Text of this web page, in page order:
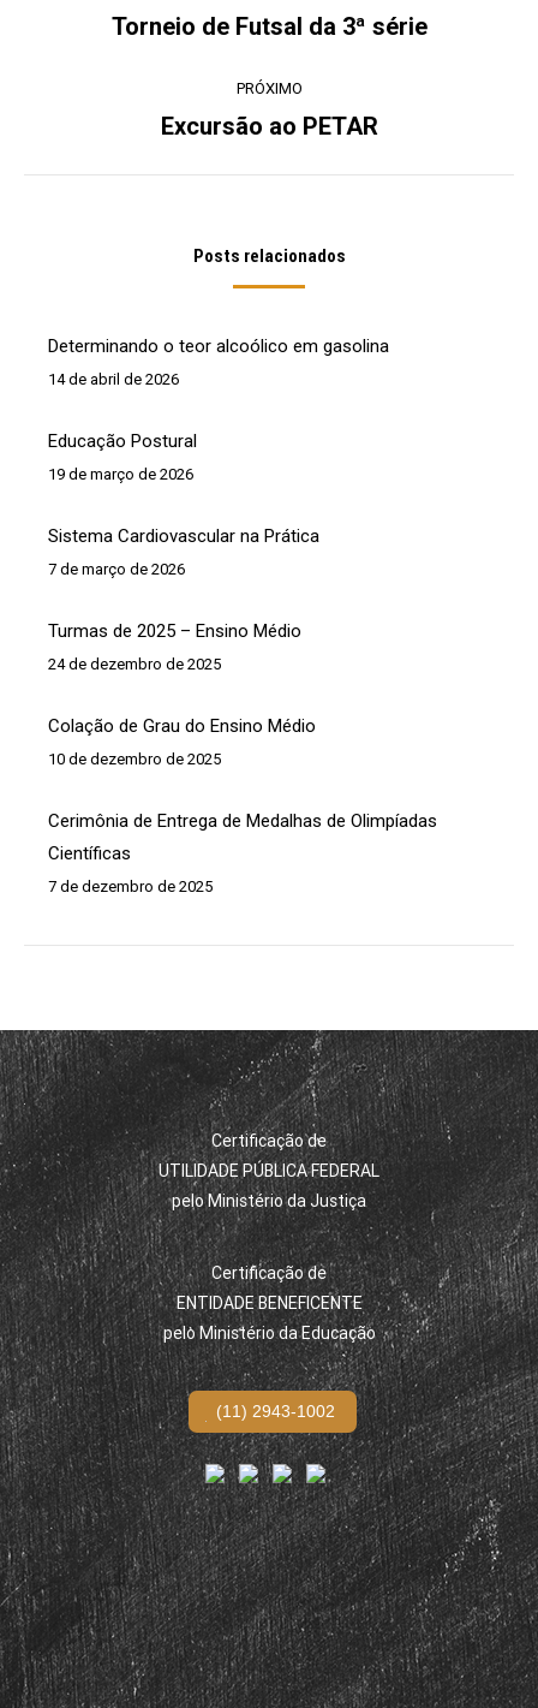
Post
Torneio de Futsal da 3ª série
PRÓXIMO
Próximo
Excursão ao PETAR
Posts relacionados
Determinando o teor alcoólico em gasolina
14 de abril de 2026
Educação Postural
19 de março de 2026
Sistema Cardiovascular na Prática
7 de março de 2026
Turmas de 2025 – Ensino Médio
24 de dezembro de 2025
Colação de Grau do Ensino Médio
10 de dezembro de 2025
Cerimônia de Entrega de Medalhas de Olimpíadas
Científicas
7 de dezembro de 2025
Certificação de
UTILIDADE PÚBLICA FEDERAL
pelo Ministério da Justiça
Certificação de
ENTIDADE BENEFICENTE
pelo Ministério da Educação
(11) 2943-1002